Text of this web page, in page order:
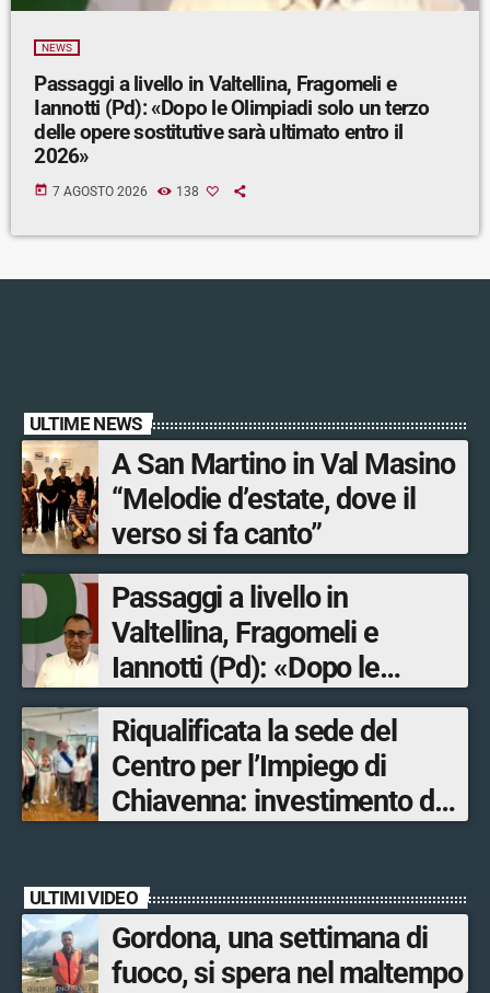
NEWS
Passaggi a livello in Valtellina, Fragomeli e
Iannotti (Pd): «Dopo le Olimpiadi solo un terzo
delle opere sostitutive sarà ultimato entro il
2026»
today 7 AGOSTO 2026 138
ULTIME NEWS
A San Martino in Val Masino
“Melodie d’estate, dove il
verso si fa canto”
Passaggi a livello in
Valtellina, Fragomeli e
Iannotti (Pd): «Dopo le
Olimpiadi solo un terzo delle
opere sostitutive sarà
ultimato entro il 2026»
Riqualificata la sede del
Centro per l’Impiego di
Chiavenna: investimento da
ULTIMI VIDEO
Gordona, una settimana di
fuoco, si spera nel maltempo